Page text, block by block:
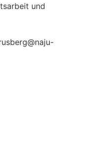
und